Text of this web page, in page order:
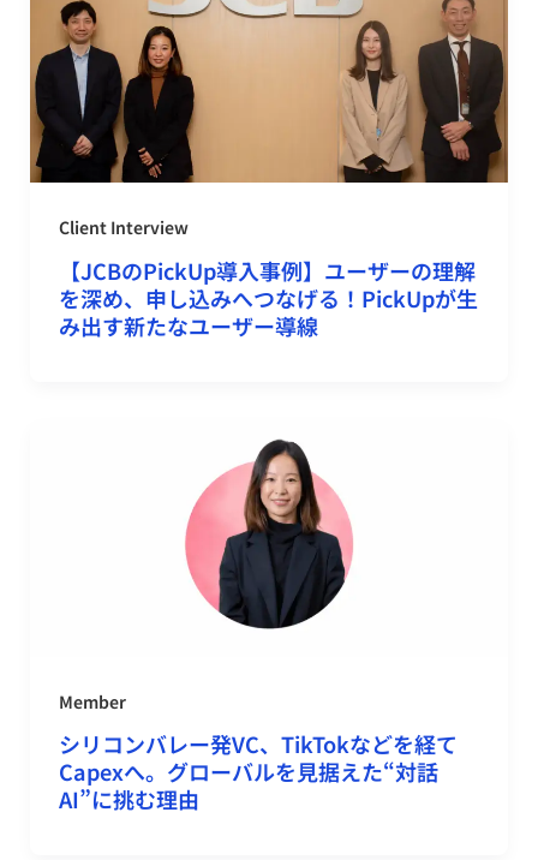
Client Interview
【JCBのPickUp導入事例】ユーザーの理解
を深め、申し込みへつなげる！PickUpが生
み出す新たなユーザー導線
Member
シリコンバレー発VC、TikTokなどを経て
Capexへ。グローバルを見据えた“対話
AI”に挑む理由